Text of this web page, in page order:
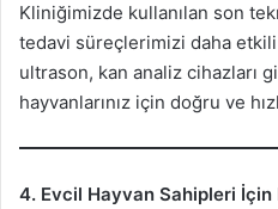
Kliniğimizde kullanılan son
tedavi süreçlerimizi daha
ultrason, kan analiz cihazları
hayvanlarınız için doğru ve
4. Evcil Hayvan Sahipleri